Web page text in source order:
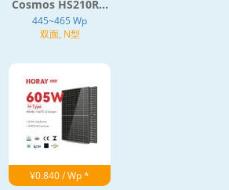
Cosmos HS210R...
445~465 Wp
双面, N型
¥0.840 / Wp *